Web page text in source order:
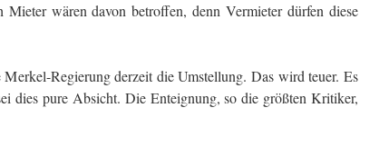
wären davon betroffen, denn Vermieter dürfen diese
Regierung derzeit die Umstellung. Das wird teuer. Es
dies pure Absicht. Die Enteignung, so die größten Kritiker,